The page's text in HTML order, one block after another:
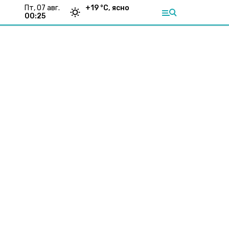
пт, 07 авг.
00:25
+19 °С, ясно